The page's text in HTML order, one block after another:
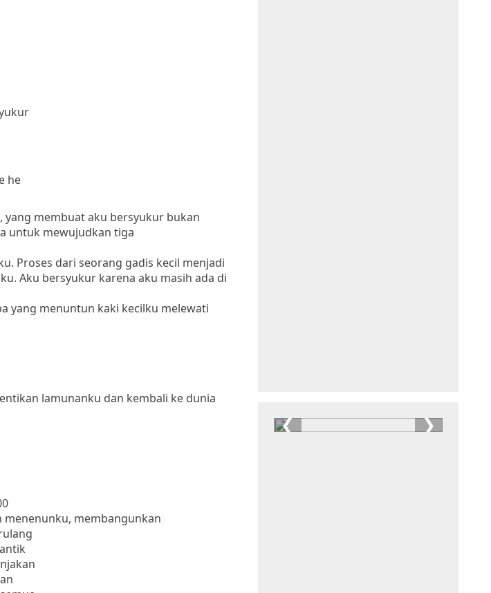
he
yang membuat aku bersyukur bukan
untuk mewujudkan tiga
Proses dari seorang gadis kecil menjadi
Aku bersyukur karena aku masih ada di
yang menuntun kaki kecilku melewati
lamunanku dan kembali ke dunia
menenunku, membangunkan